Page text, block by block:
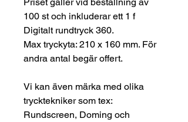
100 st och inkluderar ett 1 f
Digitalt rundtryck 360.
Max tryckyta: 210 x 160 mm. För
andra antal begär offert.
Vi kan även märka med olika
trycktekniker som tex:
Rundscreen, Doming och